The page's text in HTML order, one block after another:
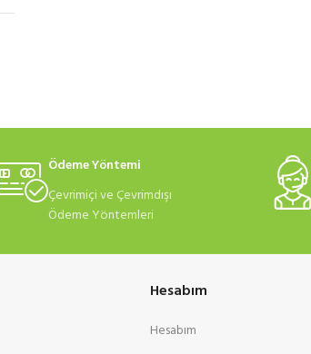
Ödeme Yöntemi
Çevrimiçi ve Çevrimdışı
Ödeme Yöntemleri
Hesabım
Hesabım